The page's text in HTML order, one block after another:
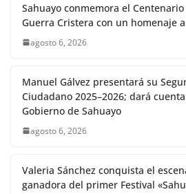
Sahuayo conmemora el
Guerra Cristera con un homenaje
agosto 6, 2026
Manuel Gálvez presentará su
Ciudadano 2025–2026; dará
Gobierno de Sahuayo
agosto 6, 2026
Valeria Sánchez conquista el
ganadora del primer Festival